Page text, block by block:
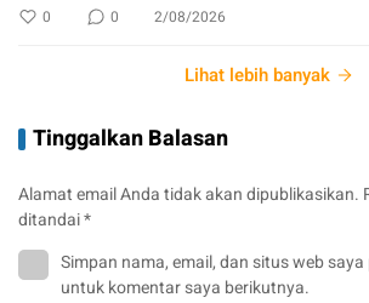
0 0 2/08/2026
Lihat lebih banyak
Tinggalkan Balasan
Alamat email Anda tidak akan dipublikasikan.
ditandai*
Simpan nama, email, dan situs web
untuk komentar saya berikutnya.